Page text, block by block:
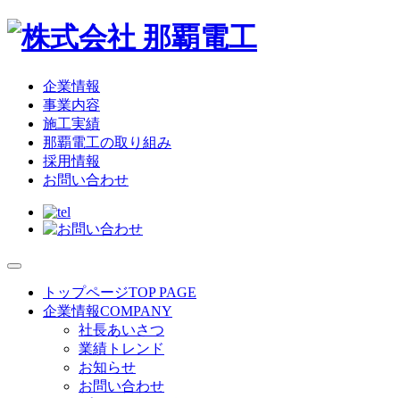
企業情報
事業内容
施工実績
那覇電工の取り組み
採用情報
お問い合わせ
トップページTOP PAGE
企業情報COMPANY
社長あいさつ
業績トレンド
お知らせ
お問い合わせ